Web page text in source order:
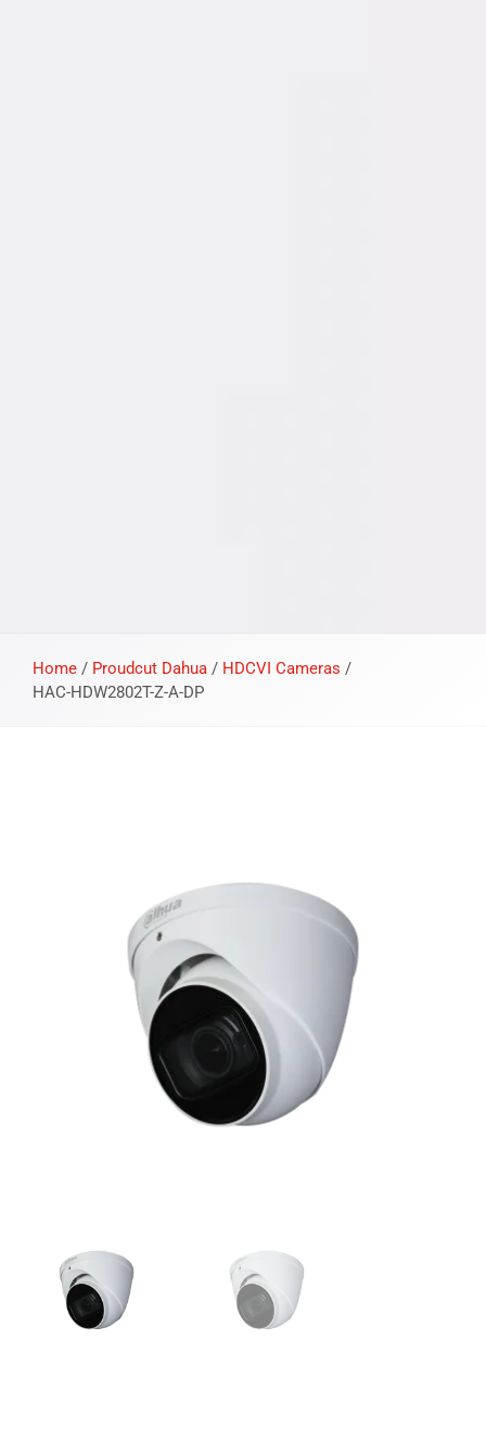
Home / Proudcut Dahua / HDCVI Cameras /
HAC-HDW2802T-Z-A-DP